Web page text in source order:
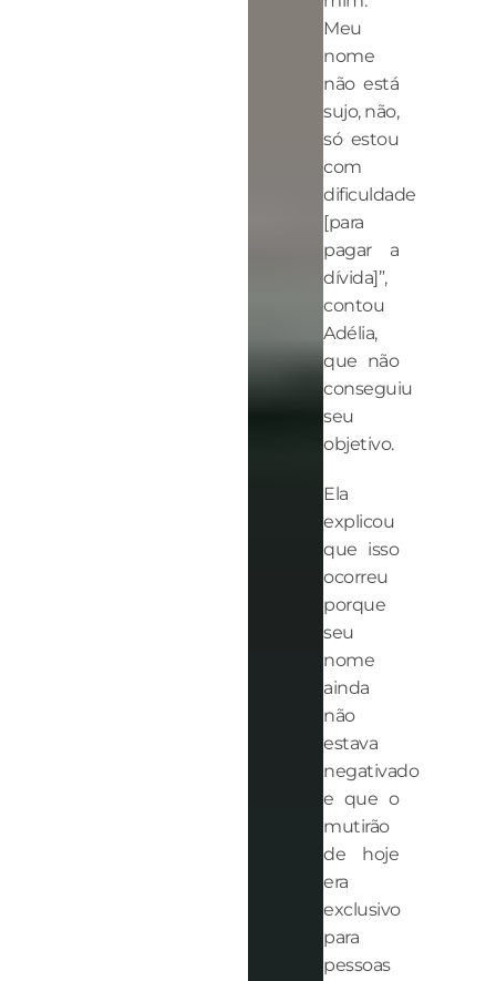
Meu
nome
não está
sujo, não,
só estou
com
dificuldade
[para
pagar a
dívida]”,
contou
Adélia,
que não
conseguiu
seu
objetivo.
Ela
explicou
que isso
ocorreu
porque
seu
nome
ainda
não
estava
negativado
e que o
mutirão
de hoje
era
exclusivo
para
pessoas